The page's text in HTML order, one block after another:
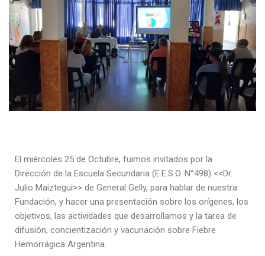
El miércoles 25 de Octubre, fuimos invitados por la
Dirección de la Escuela Secundaria (E.E.S.O. N°498) <<Dr.
Julio Maiztegui>> de General Gelly, para hablar de nuestra
Fundación, y hacer una presentación sobre los orígenes, los
objetivos, las actividades que desarrollamos y la tarea de
difusión, concientización y vacunación sobre Fiebre
Hemorrágica Argentina.